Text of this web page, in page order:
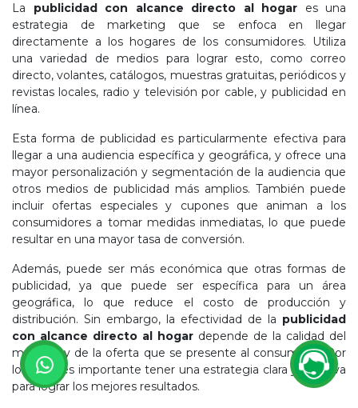
La publicidad con alcance directo al hogar es una
estrategia de marketing que se enfoca en llegar
directamente a los hogares de los consumidores. Utiliza
una variedad de medios para lograr esto, como correo
directo, volantes, catálogos, muestras gratuitas, periódicos y
revistas locales, radio y televisión por cable, y publicidad en
línea.
Esta forma de publicidad es particularmente efectiva para
llegar a una audiencia específica y geográfica, y ofrece una
mayor personalización y segmentación de la audiencia que
otros medios de publicidad más amplios. También puede
incluir ofertas especiales y cupones que animan a los
consumidores a tomar medidas inmediatas, lo que puede
resultar en una mayor tasa de conversión.
Además, puede ser más económica que otras formas de
publicidad, ya que puede ser específica para un área
geográfica, lo que reduce el costo de producción y
distribución. Sin embargo, la efectividad de la publicidad
con alcance directo al hogar depende de la calidad del
mensaje y de la oferta que se presente al consumidor. Por
lo tanto, es importante tener una estrategia clara y efectiva
para lograr los mejores resultados.